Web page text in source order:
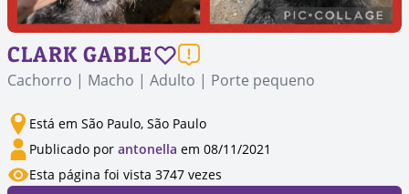
CLARK GABLE
Cachorro | Macho | Adulto | Porte pequeno
Está em São Paulo, São Paulo
Publicado por antonella em 08/11/2021
Esta página foi vista 3747 vezes